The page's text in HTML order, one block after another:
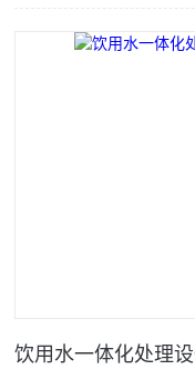
饮用水一体化处理